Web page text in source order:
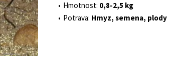
Hmotnost: 0,8-2,5 kg
Potrava: Hmyz, semena, plody